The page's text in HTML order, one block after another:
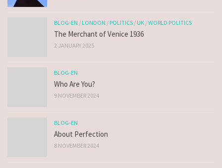
BLOG-EN /LONDON /POLITICS /UK /WORLD POLITICS
The Merchant of Venice 1936
2 JANUARY 2025
BLOG-EN
Who Are You?
9 NOVEMBER 2024
BLOG-EN
About Perfection
8 NOVEMBER 2024